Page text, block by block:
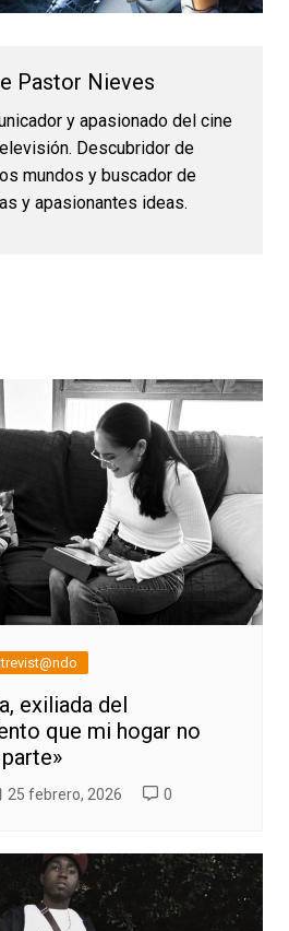
Pastor Nieves
y apasionado del cine
Descubridor de
mundos y buscador de
y apasionantes ideas.
exiliada del
que mi hogar no
25 febrero, 2026 0